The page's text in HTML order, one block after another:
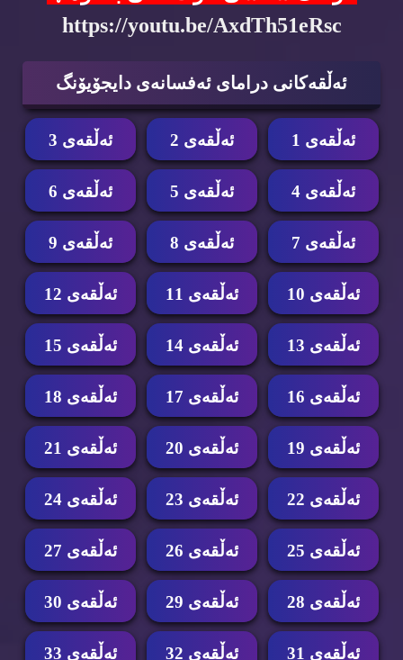
https://youtu.be/AxdTh51eRsc
ئه‌ڵقه‌كانی درامای ئه‌فسانه‌ی دایجۆیۆنگ
ئه‌ڵقه‌ی 1 ئه‌ڵقه‌ی 2 ئه‌ڵقه‌ی 3
ئه‌ڵقه‌ی 4 ئه‌ڵقه‌ی 5 ئه‌ڵقه‌ی 6
ئه‌ڵقه‌ی 7 ئه‌ڵقه‌ی 8 ئه‌ڵقه‌ی 9
ئه‌ڵقه‌ی 10 ئه‌ڵقه‌ی 11 ئه‌ڵقه‌ی 12
ئه‌ڵقه‌ی 13 ئه‌ڵقه‌ی 14 ئه‌ڵقه‌ی 15
ئه‌ڵقه‌ی 16 ئه‌ڵقه‌ی 17 ئه‌ڵقه‌ی 18
ئه‌ڵقه‌ی 19 ئه‌ڵقه‌ی 20 ئه‌ڵقه‌ی 21
ئه‌ڵقه‌ی 22 ئه‌ڵقه‌ی 23 ئه‌ڵقه‌ی 24
ئه‌ڵقه‌ی 25 ئه‌ڵقه‌ی 26 ئه‌ڵقه‌ی 27
ئه‌ڵقه‌ی 28 ئه‌ڵقه‌ی 29 ئه‌ڵقه‌ی 30
ئه‌ڵقه‌ی 31 ئه‌ڵقه‌ی 32 ئه‌ڵقه‌ی 33